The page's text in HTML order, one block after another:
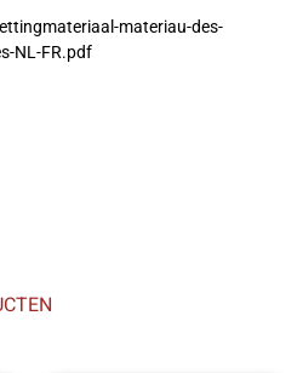
materiau-des-
NL-FR.pdf